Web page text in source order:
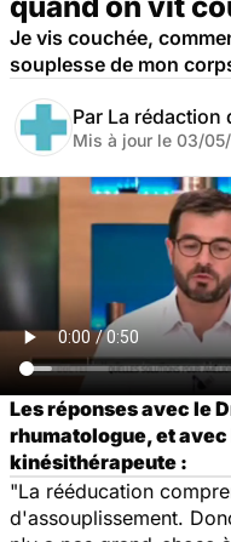
Je vis couchée,
souplesse de mon
Par La rédaction
Mis à jour le 03/
Les réponses avec le
rhumatologue, et
kinésithérapeute :
"La rééducation
d'assouplissement.